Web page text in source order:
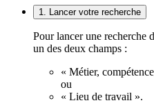
1. Lancer votre recherche
Pour lancer une recherche
un des deux champs :
« Métier,
ou
« Lieu de travail ».